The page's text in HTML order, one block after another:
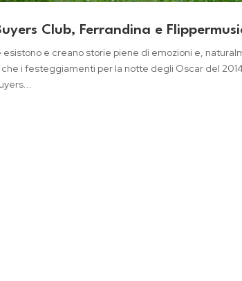
Club, Ferrandina e
esistono e creano storie piene di emozioni e,
i festeggiamenti per la notte degli Oscar del